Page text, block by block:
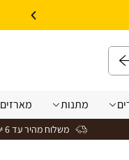
מתנות מארזים
משלוח מהיר עד 6 ימי עסקים לכל הארץ